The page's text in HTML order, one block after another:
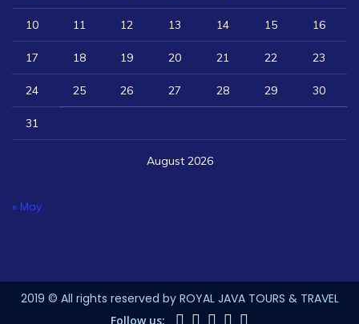
August 2026
10 11 12 13 14 15 16
17 18 19 20 21 22 23
24 25 26 27 28 29 30
31
« May
2019 © All rights reserved by ROYAL JAVA TOURS & TRAVEL
Follow us: